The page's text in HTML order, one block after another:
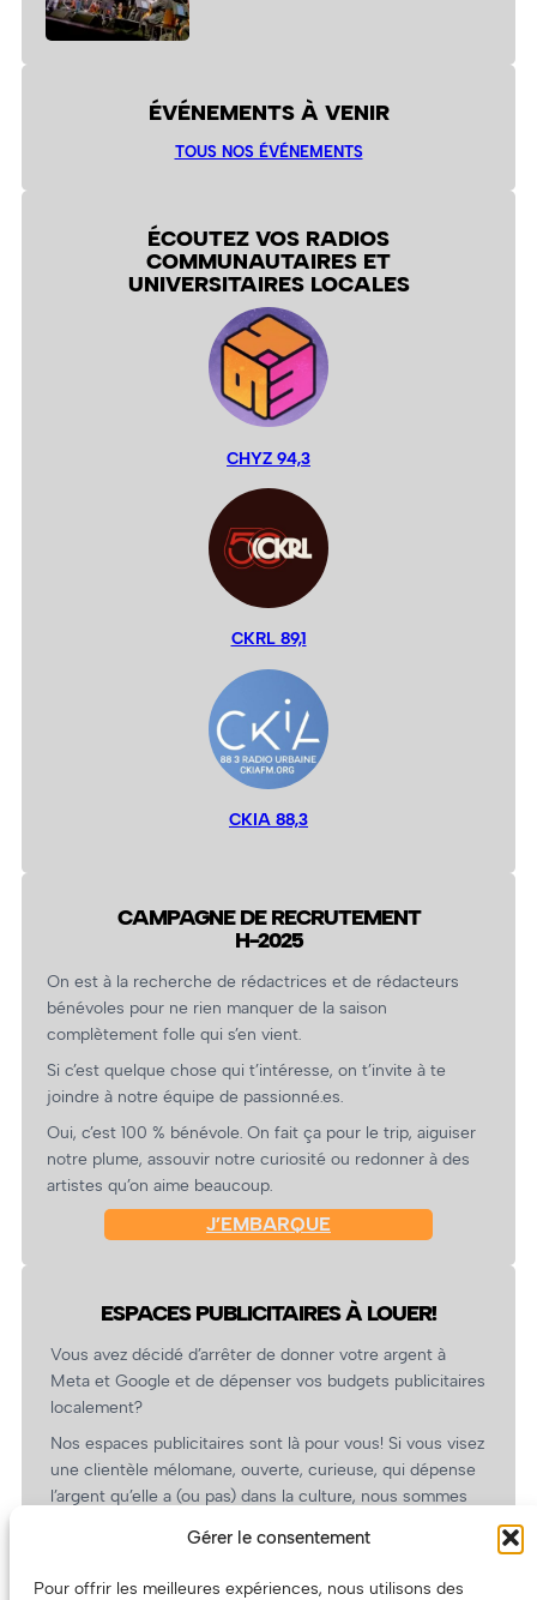
Gérer le consentement
Pour offrir les meilleures expériences, nous utilisons des
ÉVÉNEMENTS À VENIR
TOUS NOS ÉVÉNEMENTS
ÉCOUTEZ VOS RADIOS
COMMUNAUTAIRES ET
UNIVERSITAIRES LOCALES
CHYZ 94,3
CKRL 89,1
CKIA 88,3
CAMPAGNE DE RECRUTEMENT
H-2025
On est à la recherche de rédactrices et de rédacteurs
bénévoles pour ne rien manquer de la saison
complètement folle qui s’en vient.
Si c’est quelque chose qui t’intéresse, on t’invite à te
joindre à notre équipe de passionné.es.
Oui, c’est 100 % bénévole. On fait ça pour le trip, aiguiser
notre plume, assouvir notre curiosité ou redonner à des
artistes qu’on aime beaucoup.
J’EMBARQUE
ESPACES PUBLICITAIRES À LOUER!
Vous avez décidé d’arrêter de donner votre argent à
Meta et Google et de dépenser vos budgets publicitaires
localement?
Nos espaces publicitaires sont là pour vous! Si vous visez
une clientèle mélomane, ouverte, curieuse, qui dépense
l’argent qu’elle a (ou pas) dans la culture, nous sommes
revient.